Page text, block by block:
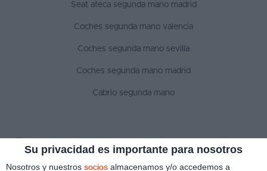
Su privacidad es importante para nosotros
Nosotros y nuestros socios almacenamos y/o accedemos a
Seat ateca segunda mano madrid
Coches segunda mano valencia
Coches segunda mano sevilla
Coches segunda mano madrid
Cabrio segunda mano
SÍGUENOS